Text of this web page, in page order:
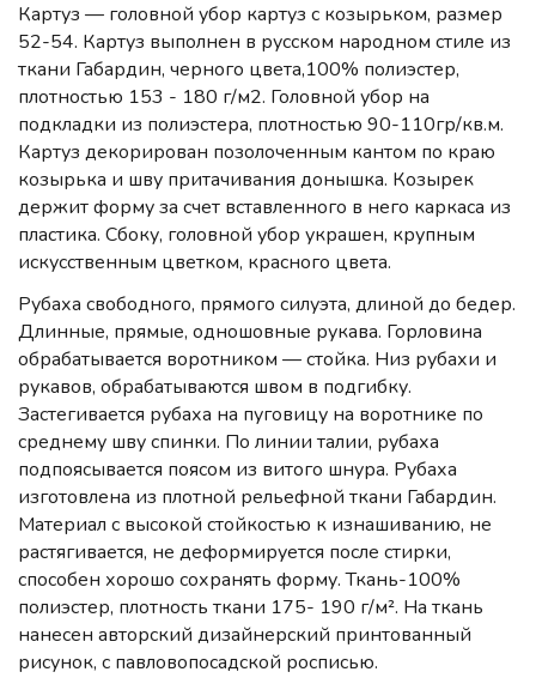
Картуз — головной убор картуз с козырьком, размер
52-54. Картуз выполнен в русском народном стиле из
ткани Габардин, черного цвета,100% полиэстер,
плотностью 153 - 180 г/м2. Головной убор на
подкладки из полиэстера, плотностью 90-110гр/кв.м.
Картуз декорирован позолоченным кантом по краю
козырька и шву притачивания донышка. Козырек
держит форму за счет вставленного в него каркаса из
пластика. Сбоку, головной убор украшен, крупным
искусственным цветком, красного цвета.
Рубаха свободного, прямого силуэта, длиной до бедер.
Длинные, прямые, одношовные рукава. Горловина
обрабатывается воротником — стойка. Низ рубахи и
рукавов, обрабатываются швом в подгибку.
Застегивается рубаха на пуговицу на воротнике по
среднему шву спинки. По линии талии, рубаха
подпоясывается поясом из витого шнура. Рубаха
изготовлена из плотной рельефной ткани Габардин.
Материал с высокой стойкостью к изнашиванию, не
растягивается, не деформируется после стирки,
способен хорошо сохранять форму. Ткань-100%
полиэстер, плотность ткани 175- 190 г/м². На ткань
нанесен авторский дизайнерский принтованный
рисунок, с павловопосадской росписью.